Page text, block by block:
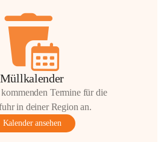
Müllkalender
Termine für die
in deiner Region an.
Kalender ansehen